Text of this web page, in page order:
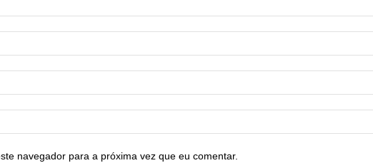
navegador para a próxima vez que eu comentar.